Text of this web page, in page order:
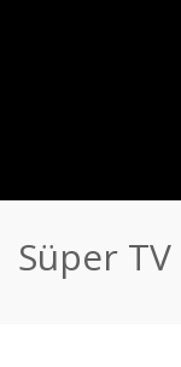
Süper